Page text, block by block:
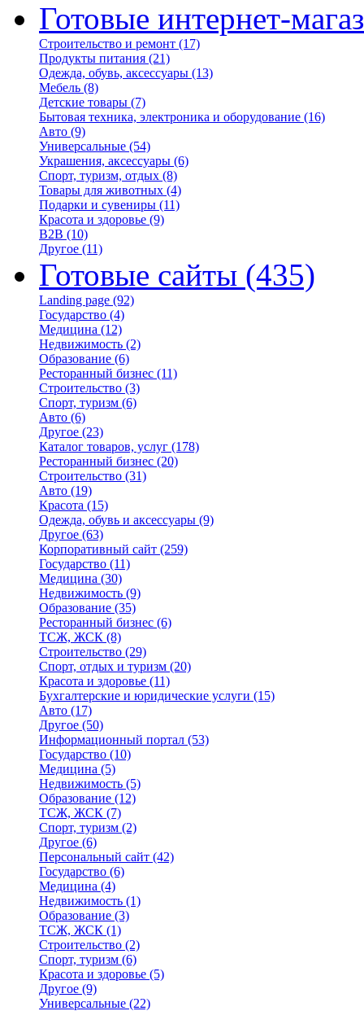
Готовые интернет-
Строительство и ремонт (17)
Продукты питания (21)
Одежда, обувь, аксессуары (13)
Мебель (8)
Детские товары (7)
Бытовая техника, электроника и оборудование (16)
Авто (9)
Универсальные (54)
Украшения, аксессуары (6)
Спорт, туризм, отдых (8)
Товары для животных (4)
Подарки и сувениры (11)
Красота и здоровье (9)
B2B (10)
Другое (11)
Готовые сайты (435)
Landing page (92)
Государство (4)
Медицина (12)
Недвижимость (2)
Образование (6)
Ресторанный бизнес (11)
Строительство (3)
Спорт, туризм (6)
Авто (6)
Другое (23)
Каталог товаров, услуг (178)
Ресторанный бизнес (20)
Строительство (31)
Авто (19)
Красота (15)
Одежда, обувь и аксессуары (9)
Другое (63)
Корпоративный сайт (259)
Государство (11)
Медицина (30)
Недвижимость (9)
Образование (35)
Ресторанный бизнес (6)
ТСЖ, ЖСК (8)
Строительство (29)
Спорт, отдых и туризм (20)
Красота и здоровье (11)
Бухгалтерские и юридические услуги (15)
Авто (17)
Другое (50)
Информационный портал (53)
Государство (10)
Медицина (5)
Недвижимость (5)
Образование (12)
ТСЖ, ЖСК (7)
Спорт, туризм (2)
Другое (6)
Персональный сайт (42)
Государство (6)
Медицина (4)
Недвижимость (1)
Образование (3)
ТСЖ, ЖСК (1)
Строительство (2)
Спорт, туризм (6)
Красота и здоровье (5)
Другое (9)
Универсальные (22)